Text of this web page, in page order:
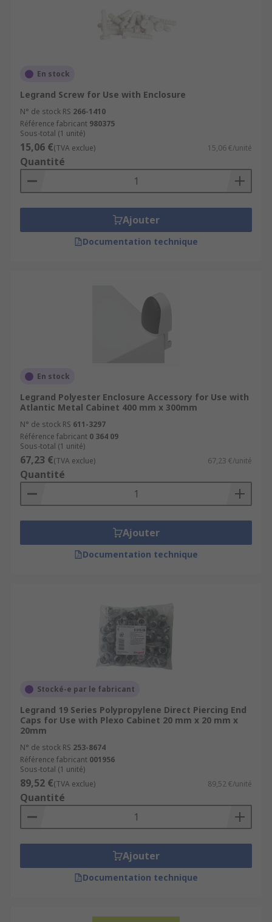
En stock
Legrand Screw for Use with Enclosure
N° de stock RS 266-1410
Référence fabricant 980375
Sous-total (1 unité)
15,06 €(TVA exclue) 15,06 €/unité
Quantité
Ajouter
Documentation technique
En stock
Legrand Polyester Enclosure Accessory for Use with
Atlantic Metal Cabinet 400 mm x 300mm
N° de stock RS 611-3297
Référence fabricant 0 364 09
Sous-total (1 unité)
67,23 €(TVA exclue) 67,23 €/unité
Quantité
Ajouter
Documentation technique
Stocké-e par le fabricant
Legrand 19 Series Polypropylene Direct Piercing End
Caps for Use with Plexo Cabinet 20 mm x 20 mm x
20mm
N° de stock RS 253-8674
Référence fabricant 001956
Sous-total (1 unité)
89,52 €(TVA exclue) 89,52 €/unité
Quantité
Ajouter
Documentation technique